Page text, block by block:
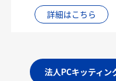
詳細はこちら
法人PCキッティ